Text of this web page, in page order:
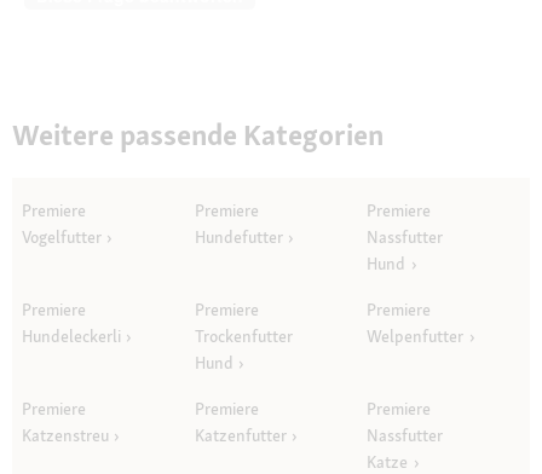
Weitere passende Kategorien
Premiere
Vogelfutter
Premiere
Hundefutter
Premiere
Nassfutter
Hund
Premiere
Hundeleckerli
Premiere
Trockenfutter
Hund
Premiere
Welpenfutter
Premiere
Katzenstreu
Premiere
Katzenfutter
Premiere
Nassfutter
Katze